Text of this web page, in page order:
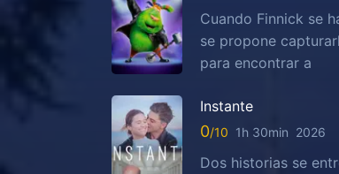
Cuando Finnick se
se propone
para encontrar a
Instante
0 1h 30min 2026
Dos historias se